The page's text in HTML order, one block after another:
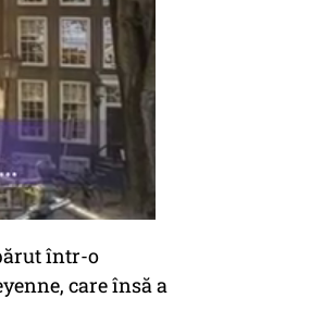
într-o
care însă a